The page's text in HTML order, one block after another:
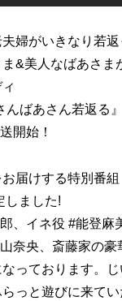
婦がいきなり若
&美人なばあさま
ばあさん若返る』
開始！
届けする特別番
しました!
、イネ役 #能登麻
奈央、斎藤家の豪
っております。
っと遊びに来て